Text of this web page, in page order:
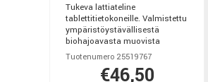
Tukeva lattiateline
tablettitietokoneille. Valmistettu
ympäristöystävällisestä
biohajoavasta muovista
Tuotenumero 25519767
€46,50